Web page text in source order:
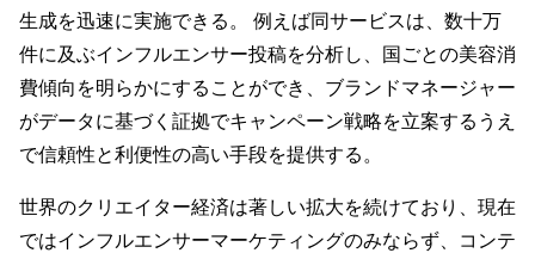
生成を迅速に実施できる。 例えば同サービスは、数十万
件に及ぶインフルエンサー投稿を分析し、国ごとの美容消
費傾向を明らかにすることができ、ブランドマネージャー
がデータに基づく証拠でキャンペーン戦略を立案するうえ
で信頼性と利便性の高い手段を提供する。
世界のクリエイター経済は著しい拡大を続けており、現在
ではインフルエンサーマーケティングのみならず、コンテ